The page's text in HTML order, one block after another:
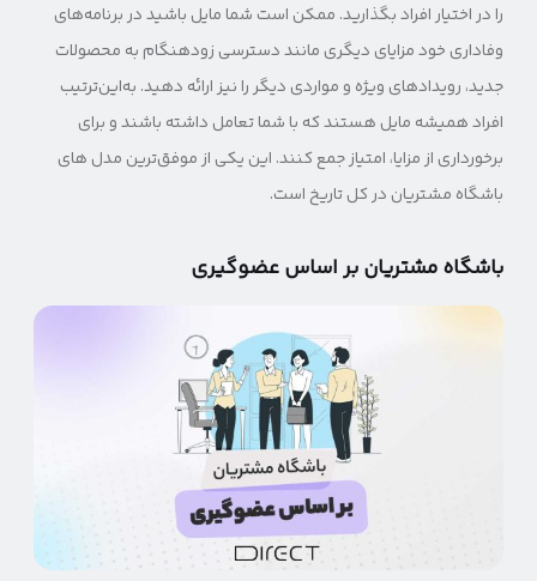
را در اختیار افراد بگذارید. ممکن است شما مایل باشید در برنامه‌های
وفاداری خود مزایای دیگری مانند دسترسی زودهنگام به محصولات
جدید، رویدادهای ویژه و مواردی دیگر را نیز ارائه دهید. به‌این‌ترتیب
افراد همیشه مایل هستند که با شما تعامل داشته باشند و برای
برخورداری از مزایا، امتیاز جمع کنند. این یکی از موفق‌ترین مدل های
باشگاه مشتریان در کل تاریخ است.
باشگاه مشتریان بر اساس عضوگیری